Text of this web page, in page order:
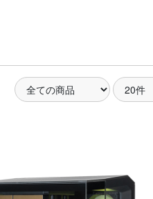
MSI共同開発のPROJECT
ZERO 背面コネクタマザー
ボードと2.8型液晶簡易水冷